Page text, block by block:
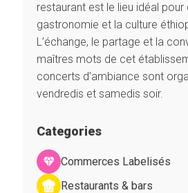
restaurant est le lieu idéal pour
gastronomie et la culture
L’échange, le partage et la
maîtres mots de cet
concerts d’ambiance sont
vendredis et samedis soir.
Categories
Commerces Labelisés
Restaurants & bars